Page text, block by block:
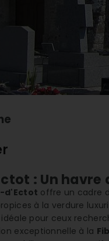
: Un
d'Ectot offre un cadre
à la verdure
idéale pour ceux
exceptionnelle à la